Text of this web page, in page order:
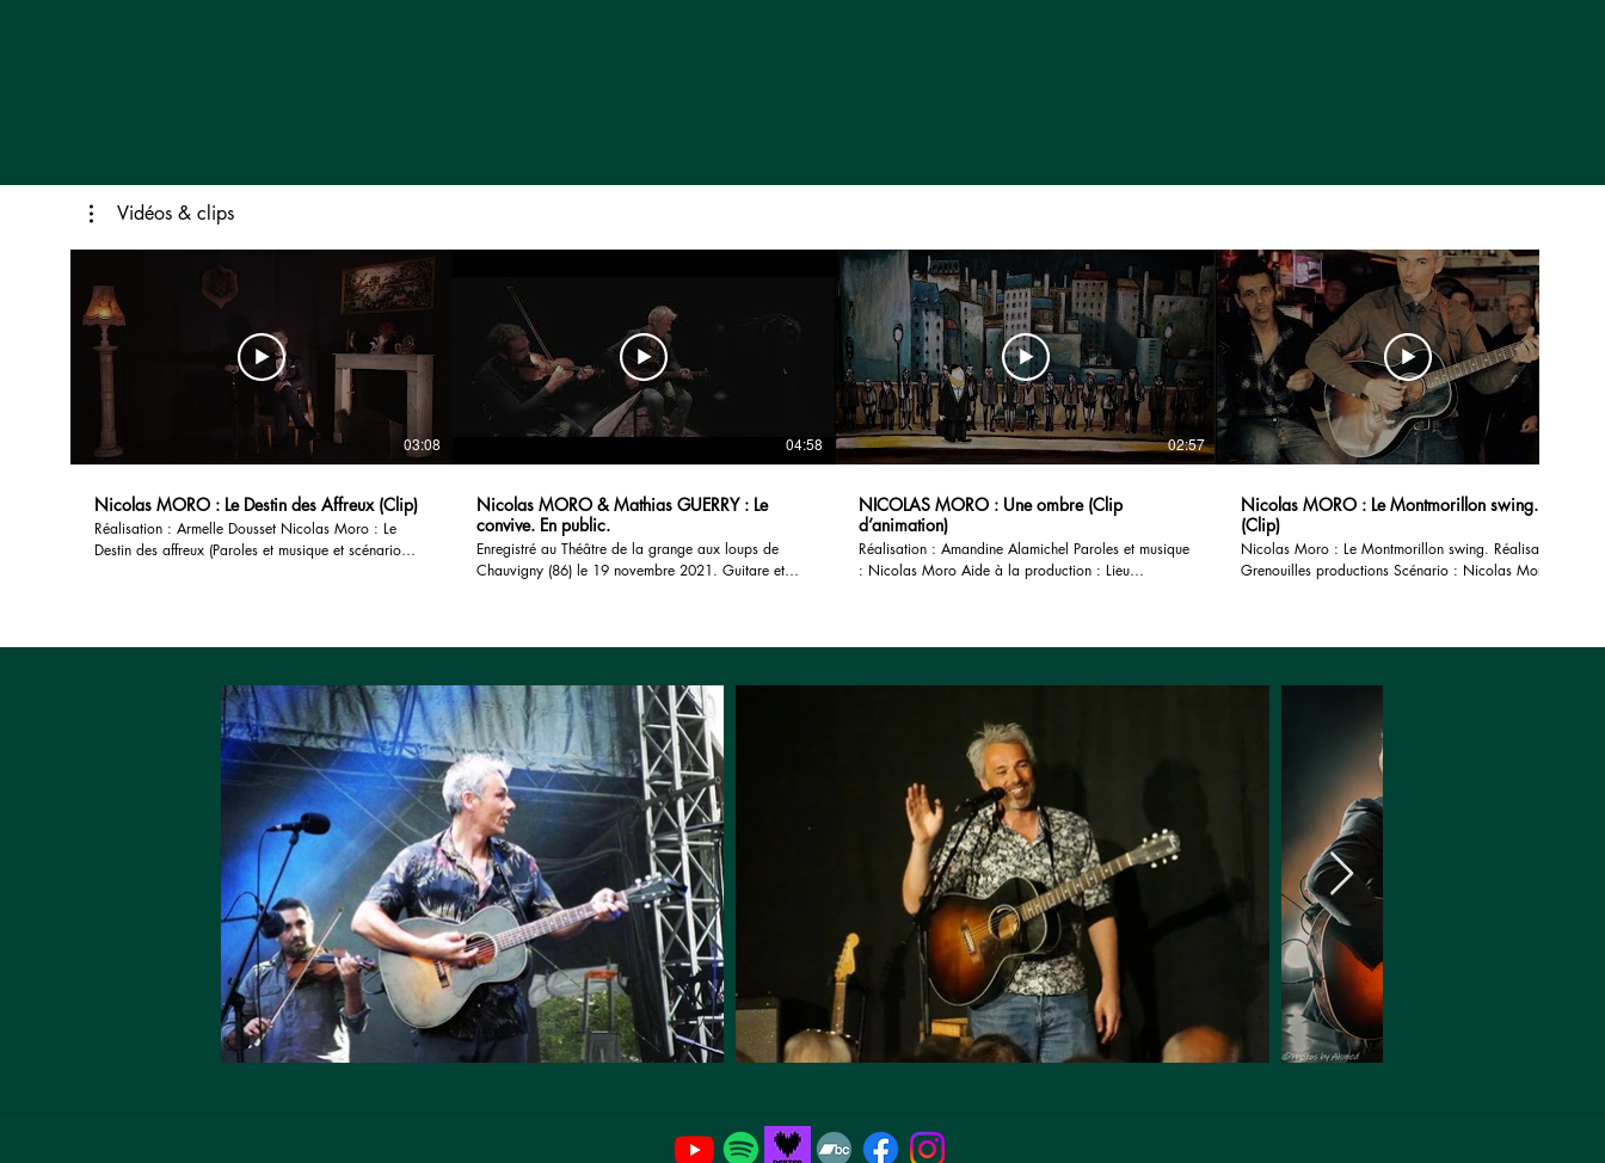
Vidéos & clips
03:08
Nicolas MORO : Le Destin des Affreux (Clip)
Réalisation : Armelle Dousset Nicolas Moro : Le
Destin des affreux (Paroles et musique et scénario
affreux ne sont pas beaux à voir Ah vraiment que les
affreux sont laids ! Ils font peur aux passants et
souillent les miroirs De leur abominable reflet Les
affreux maudissent la nature Qui les fit d'aussi laide
façon Que le sort est cruel et que la vie est dure
Quand on est aussi laid qu'ils le sont Quel destin
désastreux Que le destin des affreux Les affreux ne
font pas de conquête A la fin du bal ils rentrent seuls
Lorsqu'ils sourient pour plaire ils deviennent en fait
Plus vilains que lorsqu'ils font la gueule Les affreux
font pourtant des efforts Ils s'épilent et ils se font la
raie Au milieu, mais les affreux sont plus laids encore
Bien coiffés, propres et rasés de près Quel destin
désastreux Que le destin des affreux Les affreux
prennent une épouse infâme Le plus laid des
laiderons qui soit Plus un affreux est laid et plus laide
est sa femme Les affreux n'ont pas vraiment le choix
Les affreux pauvres irresponsables Font un jour eux
04:58
Nicolas MORO & Mathias GUERRY : Le
convive. En public.
Enregistré au Théâtre de la grange aux loups de
Chauvigny (86) le 19 novembre 2021. Guitare et
02:57
NICOLAS MORO : Une ombre (Clip
d’animation)
Réalisation : Amandine Alamichel Paroles et musique
: Nicolas Moro Aide à la production : Lieu
Nicolas MORO : Le Montmorillon swing.
(Clip)
Nicolas Moro : Le Montmorillon swing. Réalisation :
Grenouilles productions Scénario : Nicolas Moro
présents lors du tournage de la dernière scène. Un
très grand merci à Guy Tartaud, Nanou Tabuteau,
les Rocking Boys et Bob de Châteauroux ainsi qu'à
José Luis Munoz et à l'association : " Route 86" Le
Montmorillon swing (Paroles & musique : N. Moro )
J'ai invité Adélaïde à la maison Je lui ai proposé de
venir s'assoir au salon Elle m'a demandé de lui servir
un brandy Comme je sentais que c'était plutôt bien
parti J'ai enfilé la bandoulière de ma Gibson J'ai
joué Eddie Cochran ,Buddy Holly , Roy Orbison Puis
j'ai reposé l'instrument dans son étui C'est à ce
moment là qu' Adélaïde a dit : T'as pas la voix
d'Otis Redding T'as pas le son de Led Zeppeling
Mais non , mais non , mais non T'as le Montmorillon
swing T'as pas le déhanché du king T'as pas la
dégaine de James Ding Mais non , mais non , mais